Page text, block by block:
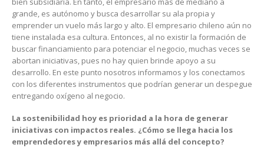
grande, es autónomo y busca desarrollar su ala propia y
emprender un vuelo más largo y alto. El empresario chileno aún no
tiene instalada esa cultura. Entonces, al no existir la formación de
buscar financiamiento para potenciar el negocio, muchas veces se
abortan iniciativas, pues no hay quien brinde apoyo a su
desarrollo. En este punto nosotros informamos y los conectamos
con los diferentes instrumentos que podrían generar un despegue
entregando oxígeno al negocio.
La sostenibilidad hoy es prioridad a la hora de generar
iniciativas con impactos reales. ¿Cómo se llega hacia los
emprendedores y empresarios más allá del concepto?